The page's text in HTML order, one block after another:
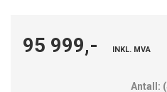
95 999,- INKL. MVA
Antall: (